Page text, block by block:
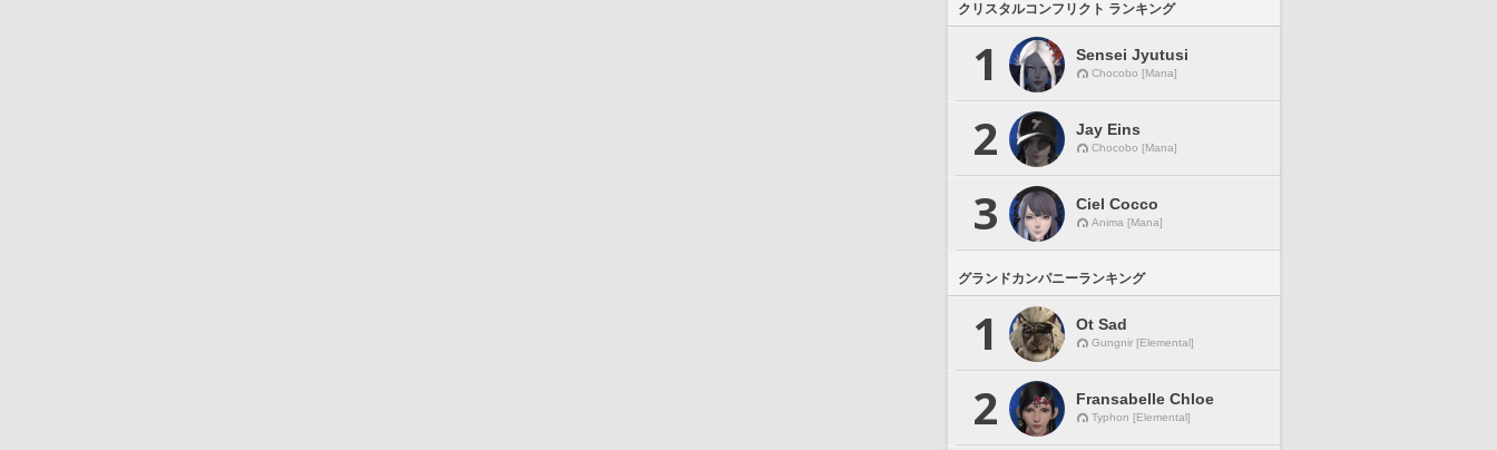
クリスタルコンフリクト ランキング
1 Sensei Jyutusi
Chocobo [Mana]
2 Jay Eins
Chocobo [Mana]
3 Ciel Cocco
Anima [Mana]
グランドカンパニーランキング
1 Ot Sad
Gungnir [Elemental]
2 Fransabelle Chloe
Typhon [Elemental]